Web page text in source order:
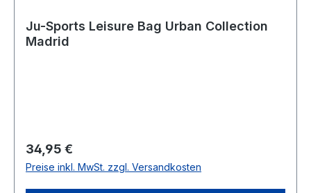
Ju-Sports Leisure Bag Urban Collection
Madrid
Regulärer Preis:
34,95 €
Preise inkl. MwSt. zzgl. Versandkosten